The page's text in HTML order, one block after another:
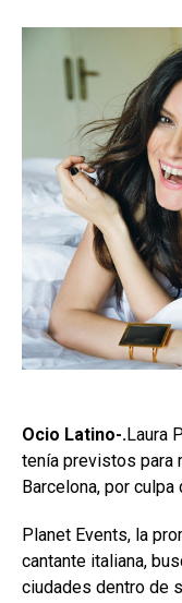
Ocio Latino-.Laura
tenía previstos para
Barcelona, por
Planet Events, la
cantante italiana,
ciudades dentro de